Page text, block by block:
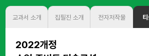
교과서 소개 집필진 소개 전자저작물
2022개정